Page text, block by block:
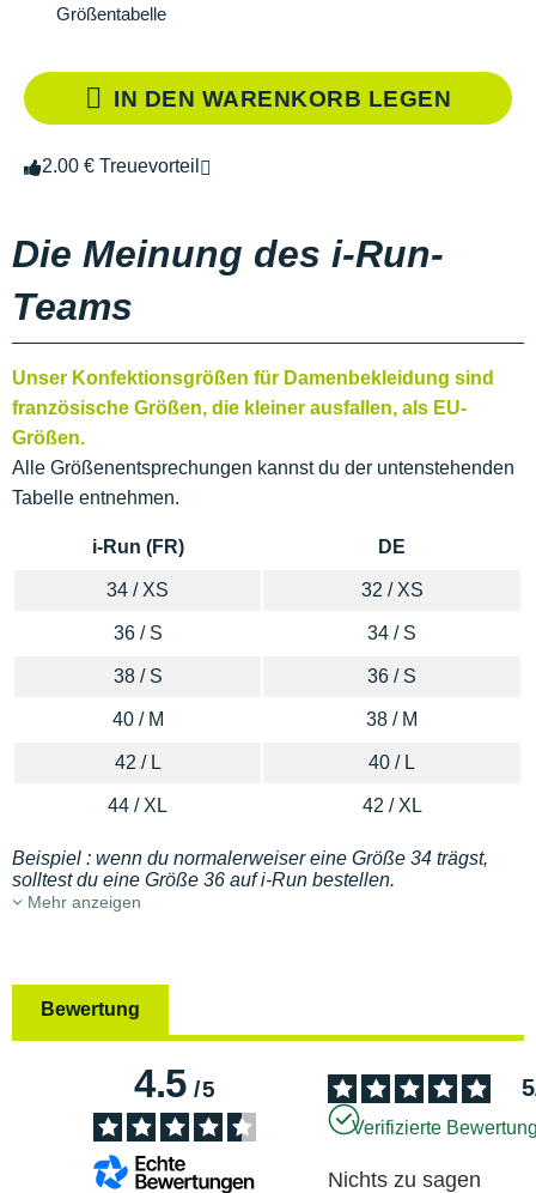
Größentabelle
IN DEN WARENKORB LEGEN
2.00 € Treuevorteil
Die Meinung des i-Run-
Teams
Unser Konfektionsgrößen für Damenbekleidung sind
französische Größen, die kleiner ausfallen, als EU-
Größen.
Alle Größenentsprechungen kannst du der untenstehenden
Tabelle entnehmen.
i-Run (FR) DE
34 / XS 32 / XS
36 / S 34 / S
38 / S 36 / S
40 / M 38 / M
42 / L 40 / L
44 / XL 42 / XL
Beispiel : wenn du normalerweiser eine Größe 34 trägst,
solltest du eine Größe 36 auf i-Run bestellen.
Mehr anzeigen
Bewertung
4.5/5 5
Verifizierte
Nichts zu sagen